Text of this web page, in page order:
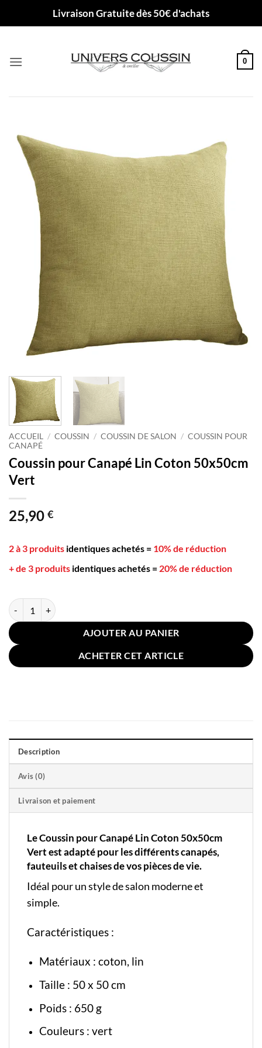
Livraison Gratuite dès 50€ d'achats
0
ACCUEIL / COUSSIN / COUSSIN DE SALON / COUSSIN POUR
CANAPÉ
Coussin pour Canapé Lin Coton 50x50cm
Vert
25,90 €
2 à 3 produits identiques achetés = 10% de réduction
+ de 3 produits identiques achetés = 20% de réduction
quantité de Coussin pour Canapé Lin Coton 50x50cm Vert
AJOUTER AU PANIER
ACHETER CET ARTICLE
Description
Avis (0)
Livraison et paiement
Le Coussin pour Canapé Lin Coton 50x50cm
Vert est adapté pour les différents canapés,
fauteuils et chaises de vos pièces de vie.
Idéal pour un style de salon moderne et
simple.
Caractéristiques :
Matériaux : coton, lin
Taille : 50 x 50 cm
Poids : 650 g
Couleurs : vert